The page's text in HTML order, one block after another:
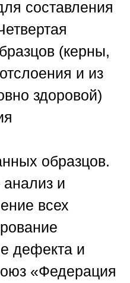
составления
(керны,
и из
здоровой)
образцов.
анализ и
всех
дефекта и
«Федерация